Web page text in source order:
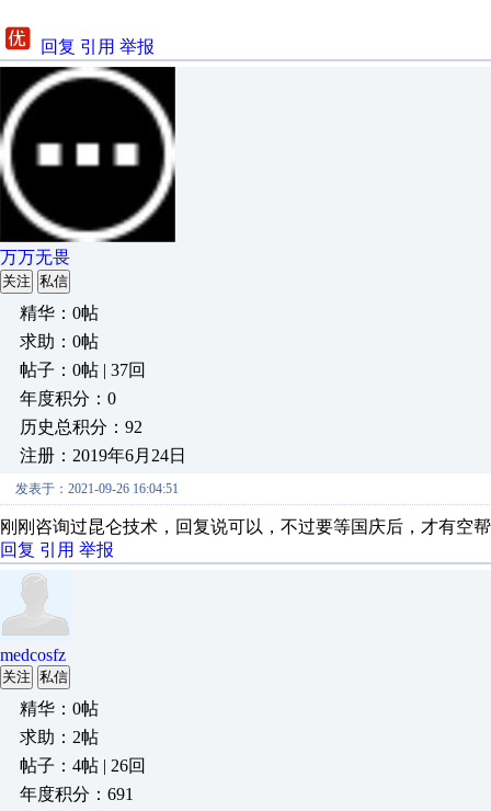
回复 引用 举报
万万无畏
关注 私信
精华：0帖
求助：0帖
帖子：0帖 | 37回
年度积分：0
历史总积分：92
注册：2019年6月24日
发表于：2021-09-26 16:04:51
刚刚咨询过昆仑技术，回复说可以，不过要等国庆后，才有空
回复 引用 举报
medcosfz
关注 私信
精华：0帖
求助：2帖
帖子：4帖 | 26回
年度积分：691